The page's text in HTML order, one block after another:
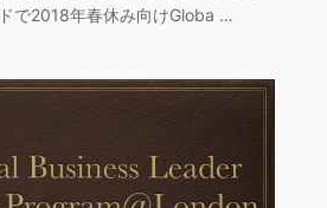
で2018年春休み向けGloba …